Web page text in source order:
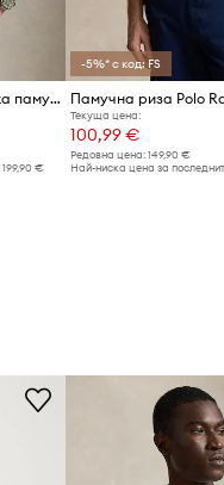
Polo Ralph Lauren риза мъжка памучна
199,90 €
-5%* с код: FS
Памучна риза Polo
Текуща цена:
100,99 €
Редовна цена:149,90 €
Най-ниска цена за